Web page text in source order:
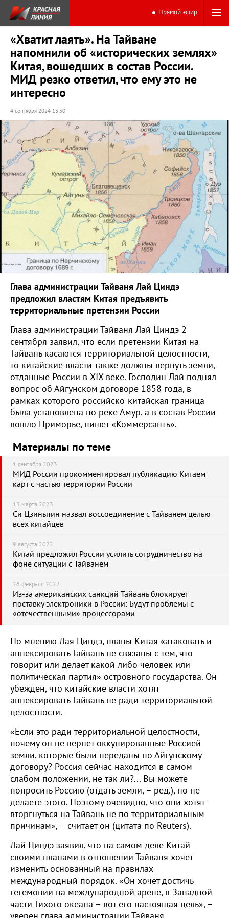
Прямой эфир
«Хватит лаять». На Тайване
напомнили об «исторических землях»
Китая, вошедших в состав России.
МИД резко ответил, что ему это не
интересно
4 сентября 2024 13:30
Глава администрации Тайваня Лай Циндэ
предложил властям Китая предъявить
территориальные претензии России
Глава администрации Тайваня Лай Циндэ 2
сентября заявил, что если претензии Китая на
Тайвань касаются территориальной целостности,
то китайские власти также должны вернуть земли,
отданные России в XIX веке. Господин Лай поднял
вопрос об Айгунском договоре 1858 года, в
рамках которого российско-китайская граница
была установлена по реке Амур, а в состав России
вошло Приморье, пишет «Коммерсантъ».
Материалы по теме
1 сентября 2023
МИД России прокомментировал публикацию Китаем
карт с частью территории России
13 марта 2023
Си Цзиньпин назвал воссоединение с Тайванем целью
всех китайцев
9 августа 2022
Китай предложил России усилить сотрудничество на
фоне ситуации с Тайванем
26 февраля 2022
Из-за американских санкций Тайвань блокирует
поставку электроники в России: Будут проблемы с
«отечественными» процессорами
По мнению Лая Циндэ, планы Китая «атаковать и
аннексировать Тайвань не связаны с тем, что
говорит или делает какой-либо человек или
политическая партия» островного государства. Он
убежден, что китайские власти хотят
аннексировать Тайвань не ради территориальной
целостности.
«Если это ради территориальной целостности,
почему он не вернет оккупированные Россией
земли, которые были переданы по Айгунскому
договору? Россия сейчас находится в самом
слабом положении, не так ли?... Вы можете
попросить Россию (отдать земли, – ред.), но не
делаете этого. Поэтому очевидно, что они хотят
вторгнуться на Тайвань не по территориальным
причинам», – считает он (цитата по Reuters).
Лай Циндэ заявил, что на самом деле Китай
своими планами в отношении Тайваня хочет
изменить основанный на правилах
международный порядок. «Он хочет достичь
гегемонии на международной арене, в Западной
части Тихого океана – вот его настоящая цель», –